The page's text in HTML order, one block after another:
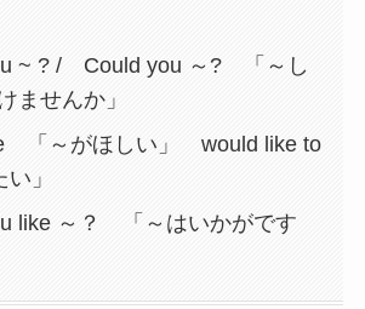
~ ? / Could you ～? 「～し
ませんか」
「～がほしい」 would like to
」
like ～？ 「～はいかがです